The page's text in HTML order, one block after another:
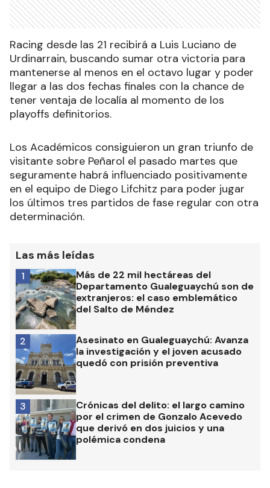
Racing desde las 21 recibirá a Luis Luciano de
Urdinarrain, buscando sumar otra victoria para
mantenerse al menos en el octavo lugar y poder
llegar a las dos fechas finales con la chance de
tener ventaja de localía al momento de los
playoffs definitorios.
Los Académicos consiguieron un gran triunfo de
visitante sobre Peñarol el pasado martes que
seguramente habrá influenciado positivamente
en el equipo de Diego Lifchitz para poder jugar
los últimos tres partidos de fase regular con otra
determinación.
Las más leídas
Más de 22 mil hectáreas del
Departamento Gualeguaychú son de
extranjeros: el caso emblemático
del Salto de Méndez
1
Asesinato en Gualeguaychú: Avanza
la investigación y el joven acusado
quedó con prisión preventiva
2
Crónicas del delito: el largo camino
por el crimen de Gonzalo Acevedo
que derivó en dos juicios y una
polémica condena
3